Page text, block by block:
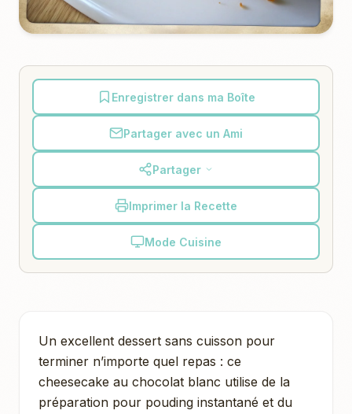
Enregistrer dans ma Boîte
Partager avec un Ami
Partager
Imprimer la Recette
Mode Cuisine
Un excellent dessert sans cuisson pour
terminer n’importe quel repas : ce
cheesecake au chocolat blanc utilise de la
préparation pour pouding instantané et du